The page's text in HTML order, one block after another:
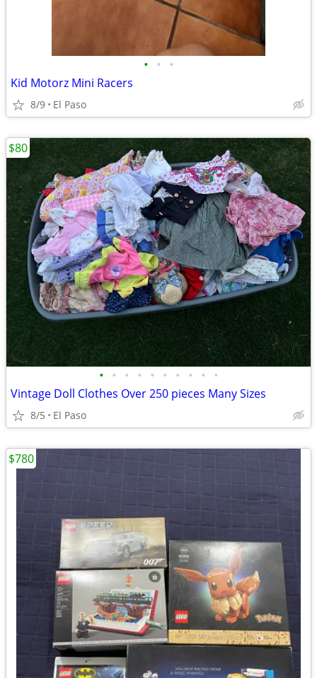
• • •
Kid Motorz Mini Racers
8/9 El Paso
• • • • • • • • • •
Vintage Doll Clothes Over 250 pieces Many Sizes
8/5 El Paso
$80
$780